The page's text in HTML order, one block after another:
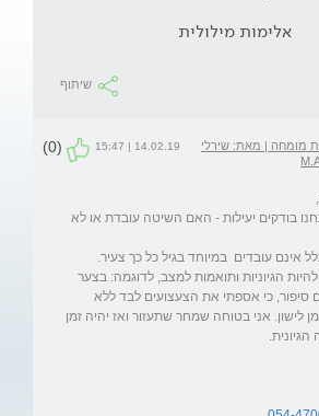
אלימות מילולית
שיתוף
מומחה | מאת: שירלי
14.02.19 | 15:47
(0)
בודקים יעילות - האם השיטה עובדת או לא
אינם עובדים  במיוחד בגיל כל כך צעיר.
הגיוניות ותואמות למצב, לדוגמה: בצער
סיפור, כי אספתי את הצעצועים לבד ללא
לישון. אני בטוחה שמחר שתעזור ואז יהיה זמן